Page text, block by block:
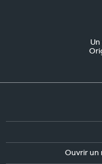
Ouvrir un